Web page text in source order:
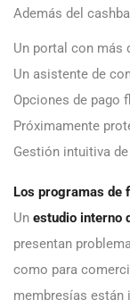
Además del
Un portal con más
Un asistente de
Opciones de pago
Próximamente
Gestión intuitiva
Los programas de
Un estudio interno
presentan
como para
membresías están